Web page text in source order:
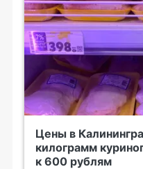
Цены в
килограмм
к 600 рублям